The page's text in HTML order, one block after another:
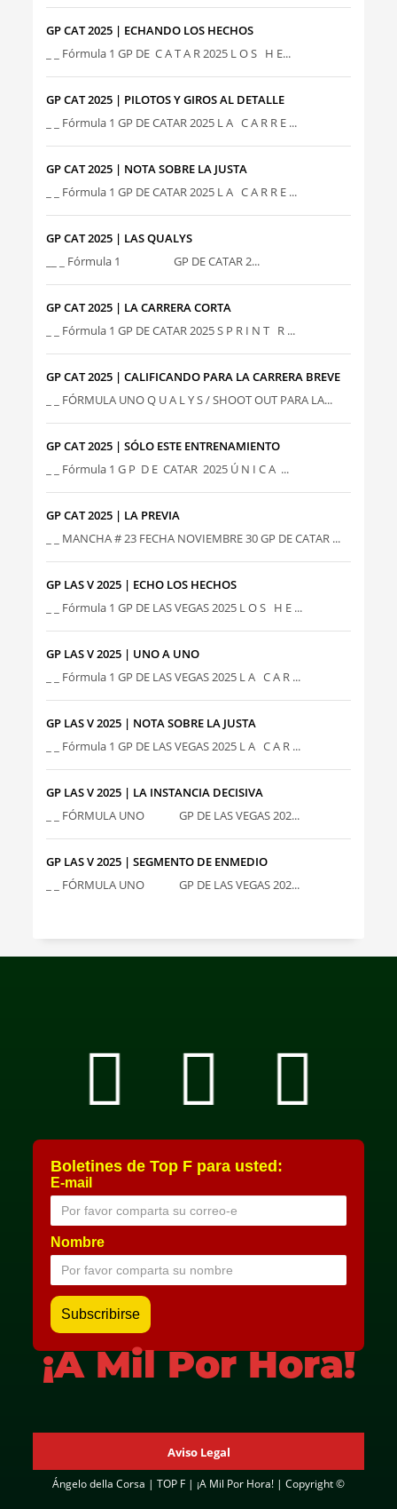
GP CAT 2025 | ECHANDO LOS HECHOS
_ _ Fórmula 1 GP DE C A T A R 2025 L O S H E...
GP CAT 2025 | PILOTOS Y GIROS AL DETALLE
_ _ Fórmula 1 GP DE CATAR 2025 L A C A R R E ...
GP CAT 2025 | NOTA SOBRE LA JUSTA
_ _ Fórmula 1 GP DE CATAR 2025 L A C A R R E ...
GP CAT 2025 | LAS QUALYS
__ _ Fórmula 1 GP DE CATAR 2...
GP CAT 2025 | LA CARRERA CORTA
_ _ Fórmula 1 GP DE CATAR 2025 S P R I N T R ...
GP CAT 2025 | CALIFICANDO PARA LA CARRERA BREVE
_ _ FÓRMULA UNO Q U A L Y S / SHOOT OUT PARA LA...
GP CAT 2025 | SÓLO ESTE ENTRENAMIENTO
_ _ Fórmula 1 G P D E CATAR 2025 Ú N I C A ...
GP CAT 2025 | LA PREVIA
_ _ MANCHA # 23 FECHA NOVIEMBRE 30 GP DE CATAR ...
GP LAS V 2025 | ECHO LOS HECHOS
_ _ Fórmula 1 GP DE LAS VEGAS 2025 L O S H E ...
GP LAS V 2025 | UNO A UNO
_ _ Fórmula 1 GP DE LAS VEGAS 2025 L A C A R ...
GP LAS V 2025 | NOTA SOBRE LA JUSTA
_ _ Fórmula 1 GP DE LAS VEGAS 2025 L A C A R ...
GP LAS V 2025 | LA INSTANCIA DECISIVA
_ _ FÓRMULA UNO GP DE LAS VEGAS 202...
GP LAS V 2025 | SEGMENTO DE ENMEDIO
_ _ FÓRMULA UNO GP DE LAS VEGAS 202...
Boletines de Top F para usted:
E-mail
Nombre
¡A Mil Por Hora!
Aviso Legal
Ángelo della Corsa | TOP F | ¡A Mil Por Hora! | Copyright ©